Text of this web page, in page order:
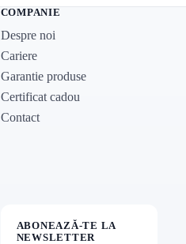
COMPANIE
Despre noi
Cariere
Garantie produse
Certificat cadou
Contact
ABONEAZĂ-TE LA
NEWSLETTER